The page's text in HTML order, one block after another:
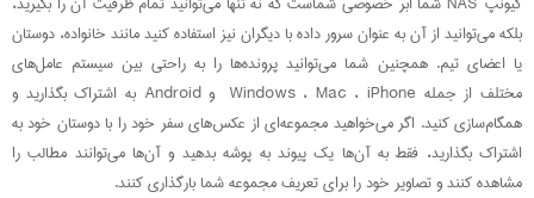
بلکه می‌توانید از آن به عنوان سرور داده با دیگران نیز استفاده کنید مانند خانواده، دوستان
یا اعضای تیم. همچنین شما می‌توانید پرونده‌ها را به راحتی بین سیستم عامل‌های
مختلف از جمله Windows ، Mac ، iPhone و Android به اشتراک بگذارید و
همگام‌سازی کنید. اگر می‌خواهید مجموعه‌ای از عکس‌های سفر خود را با دوستان خود به
اشتراک بگذارید، فقط به آن‌ها یک پیوند به پوشه بدهید و آن‌ها می‌توانند مطالب را
مشاهده کنند و تصاویر خود را برای تعریف مجموعه شما بارگذاری کنند.